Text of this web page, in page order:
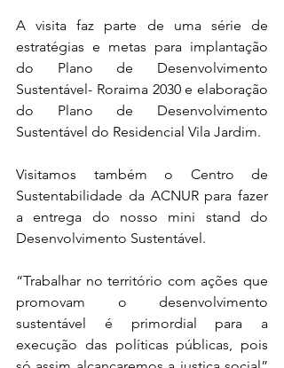
A visita faz parte de uma série de
estratégias e metas para implantação
do Plano de Desenvolvimento
Sustentável- Roraima 2030 e elaboração
do Plano de Desenvolvimento
Sustentável do Residencial Vila Jardim.
Visitamos também o Centro de
Sustentabilidade da ACNUR para fazer
a entrega do nosso mini stand do
Desenvolvimento Sustentável.
“Trabalhar no território com ações que
promovam o desenvolvimento
sustentável é primordial para a
execução das políticas públicas, pois